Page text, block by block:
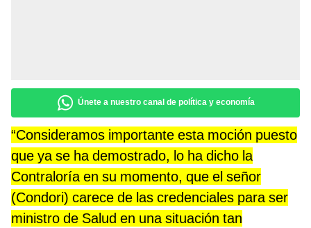
Únete a nuestro canal de política y economía
“Consideramos importante esta moción puesto
que ya se ha demostrado, lo ha dicho la
Contraloría en su momento, que el señor
(Condori) carece de las credenciales para ser
ministro de Salud en una situación tan